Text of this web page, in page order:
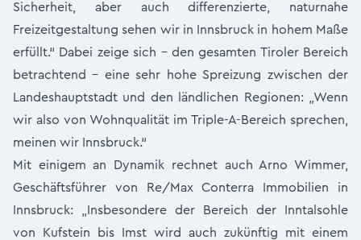
Sicherheit, aber auch differenzierte, naturnahe
Freizeitgestaltung sehen wir in Innsbruck in hohem Maße
erfüllt.“ Dabei zeige sich – den gesamten Tiroler Bereich
betrachtend – eine sehr hohe Spreizung zwischen der
Landeshauptstadt und den ländlichen Regionen: „Wenn
wir also von Wohnqualität im Triple-A-Bereich sprechen,
meinen wir Innsbruck.“
Mit einigem an Dynamik rechnet auch Arno Wimmer,
Geschäftsführer von Re/Max Conterra Immobilien in
Innsbruck: „Insbesondere der Bereich der Inntalsohle
von Kufstein bis Imst wird auch zukünftig mit einem